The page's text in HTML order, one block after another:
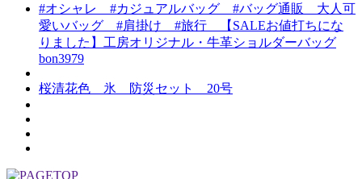
#オシャレ #カジュアルバッグ #バッグ通販 大人可
愛いバッグ #肩掛け #旅行 【SALEお値打ちにな
りました】工房オリジナル・牛革ショルダーバッグ
bon3979
桜清花色 氷 防災セット 20号